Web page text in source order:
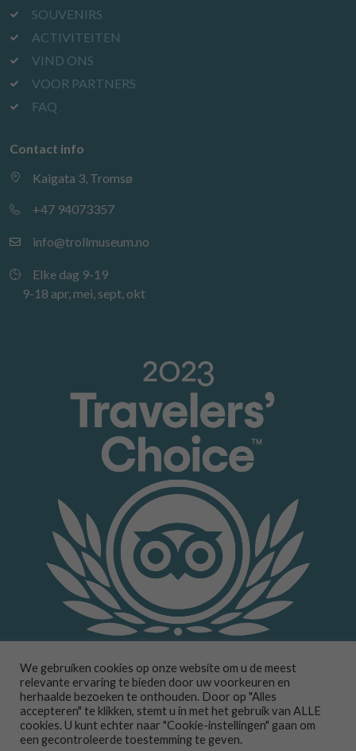
SOUVENIRS
ACTIVITEITEN
VIND ONS
VOOR PARTNERS
FAQ
Contact info
Kaigata 3, Tromsø
+47 94073357
info@trollmuseum.no
Elke dag 9-19
9-18 apr, mei, sept, okt
We gebruiken cookies op onze website om u de meest
relevante ervaring te bieden door uw voorkeuren en
herhaalde bezoeken te onthouden. Door op "Alles
accepteren" te klikken, stemt u in met het gebruik van ALLE
cookies. U kunt echter naar "Cookie-instellingen" gaan om
een gecontroleerde toestemming te geven.